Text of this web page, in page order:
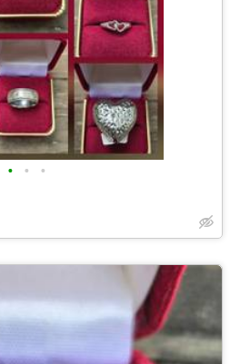
• • •